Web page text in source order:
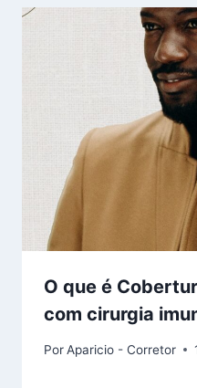
O que é
com cirurgia
PorAparicio - Corretor